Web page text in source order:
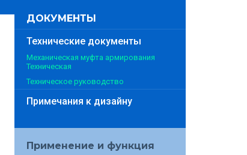
ДОКУМЕНТЫ
Технические документы
Механическая муфта армирования
Техническая
Техническое руководство
Примечания к дизайну
Применение и функция